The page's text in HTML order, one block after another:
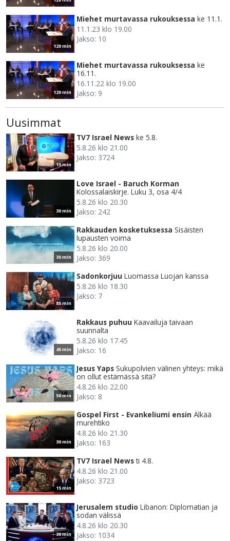
120 min
Miehet murtavassa rukouksessa ke 11.1.
11.1.23 klo 19.00
Jakso: 10
120 min
Miehet murtavassa rukouksessa ke
16.11.
16.11.22 klo 19.00
Jakso: 9
Uusimmat
15 min
TV7 Israel News ke 5.8.
5.8.26 klo 21.00
Jakso: 3724
30 min
Love Israel - Baruch Korman
Kolossalaiskirje. Luku 3, osa 4/4
5.8.26 klo 20.30
Jakso: 242
30 min
Rakkauden kosketuksessa Sisäisten
lupausten voima
5.8.26 klo 20.00
Jakso: 369
85 min
Sadonkorjuu Luomassa Luojan kanssa
5.8.26 klo 18.30
Jakso: 7
45 min
Rakkaus puhuu Kaavailuja taivaan
suunnalta
5.8.26 klo 17.45
Jakso: 16
50 min
Jesus Yaps Sukupolvien välinen yhteys: mikä
on ollut estämässä sitä?
4.8.26 klo 22.00
Jakso: 8
30 min
Gospel First - Evankeliumi ensin Älkää
murehtiko
4.8.26 klo 21.30
Jakso: 163
15 min
TV7 Israel News ti 4.8.
4.8.26 klo 21.00
Jakso: 3723
30 min
Jerusalem studio Libanon: Diplomatian ja
sodan välissä
4.8.26 klo 20.30
Jakso: 1034